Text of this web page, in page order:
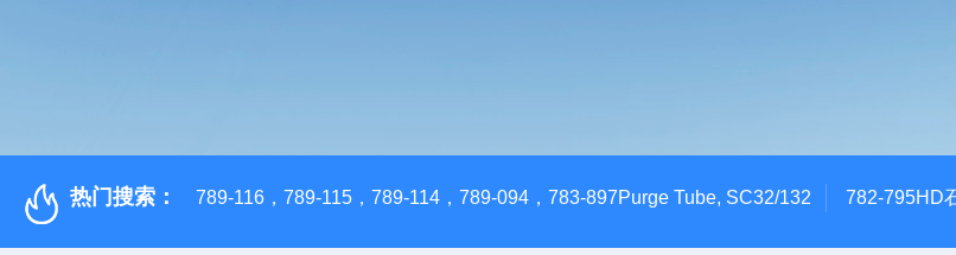
热门搜索： 789-116，789-115，789-114，789-094，783-897Purge Tube, SC32/132 782-795HD